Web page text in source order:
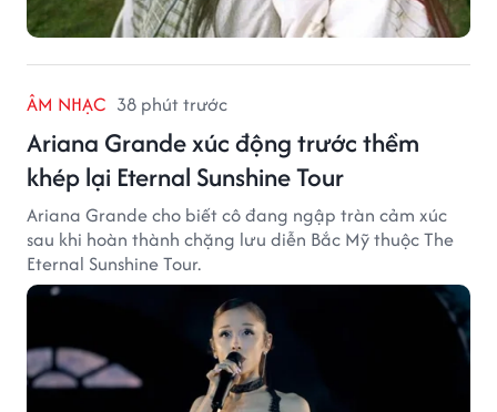
ÂM NHẠC 38 phút trước
Ariana Grande xúc động trước thềm
khép lại Eternal Sunshine Tour
Ariana Grande cho biết cô đang ngập tràn cảm xúc
sau khi hoàn thành chặng lưu diễn Bắc Mỹ thuộc The
Eternal Sunshine Tour.